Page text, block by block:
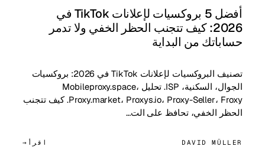
أفضل 5 بروكسيات لإعلانات TikTok في
2026: كيف تتجنب الحظر الخفي ولا تدمر
حساباتك من البداية
تصنيف البروكسيات لإعلانات TikTok في 2026: بروكسيات
الجوال، السكنية، ISP. تحليل Mobileproxy.space،
Proxy.market، Proxys.io، Proxy-Seller، Froxy. كيف تتجنب
الحظر الخفي، تحافظ على الت…
DAVID MÜLLER اقرأ